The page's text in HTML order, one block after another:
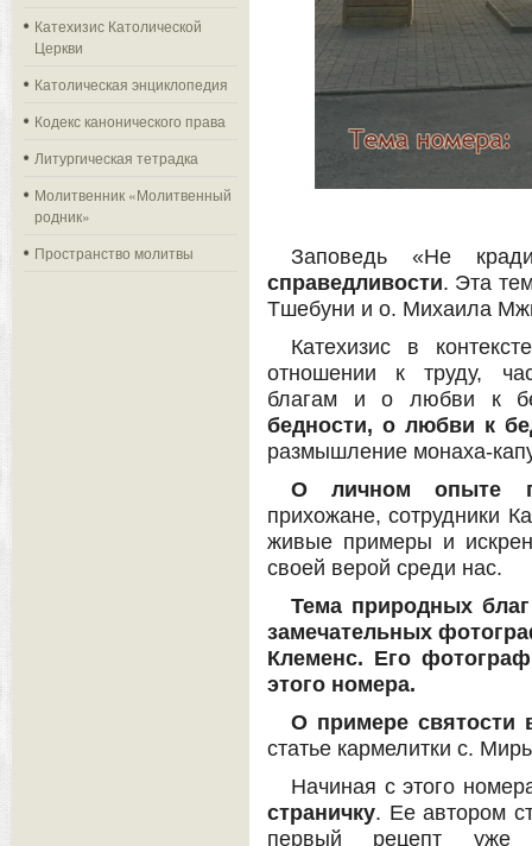
Катехизис Католической
Церкви
Католическая энциклопедия
Кодекс канонического права
Литургическая тетрадка
Молитвенник «Молитвенный
родник»
Пространство молитвы
Заповедь «Не
справедливости. Эта
Тшебуни и о. Михаила
Катехизис в
отношении к труду,
благам и о любви к
бедности, о любви к
размышление монаха-
О личном опыте
прихожане, сотрудники
живые примеры и
своей верой среди нас.
Тема природных
замечательных
Клеменс. Его
этого номера.
О примере святости
статье кармелитки с.
Начиная с этого
страничку. Ее автором
первый рецепт уже